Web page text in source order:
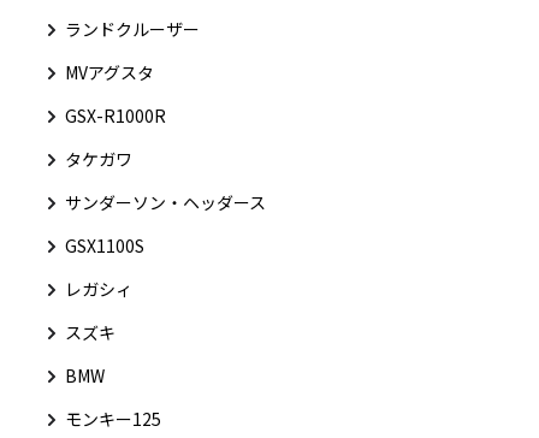
ランドクルーザー
MVアグスタ
GSX-R1000R
タケガワ
サンダーソン・ヘッダース
GSX1100S
レガシィ
スズキ
BMW
モンキー125